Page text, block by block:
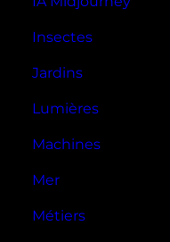
Insectes
Jardins
Lumières
Machines
Mer
Métiers